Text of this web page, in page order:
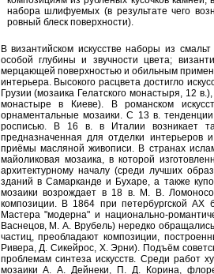
набора шлифуемых (в результате чего
ровный блеск поверхности).
В византийском искусстве наборы из
особой глубины и звучности цвета;
мерцающей поверхностью и обильным
интерьера. Высокого расцвета достигло
Грузии (мозаика Гелатского монастыря, 12
монастыре в Киеве). В романском
орнаментальные мозаики. С 13 в.
росписью. В 16 в. в Италии возникает
предназначенная для отделки
приёмы масляной живописи. В странах
майоликовая мозаика, в которой
архитектурному началу (среди лучших
зданий в Самарканде и Бухаре, а также
мозаики возрождает в 18 в. М. В.
композиции. В 1864 при петербургской АХ
Мастера "модерна" и национально-
Васнецов, М. А. Врубель) нередко
частиц, преобладают композиции,
Ривера, Д. Сикейрос, Х. Эрни). Подъём
проблемам синтеза искусств. Среди работ
мозаики А. А. Дейнеки, П. Д. Корина,